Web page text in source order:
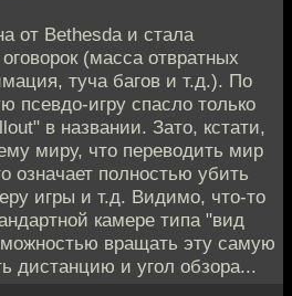
от Bethesda и стала
(масса отвратных
туча багов и т.д.). По
псевдо-игру спасло только
в названии. Зато, кстати,
миру, что переводить мир
означает полностью убить
игры и т.д. Видимо, что-то
камере типа "вид
вращать эту самую
дистанцию и угол обзора...